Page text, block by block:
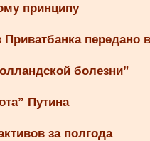
принципу
передано
болезни”
Путина
за полгода